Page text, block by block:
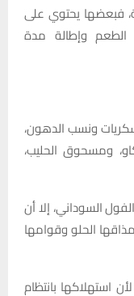
فبعضها يحتوي على
وإطالة مدة
ونسب الدهون،
ومسحوق الحليب،
السوداني، إلا أن
الحلو وقوامها
استهلاكها بانتظام